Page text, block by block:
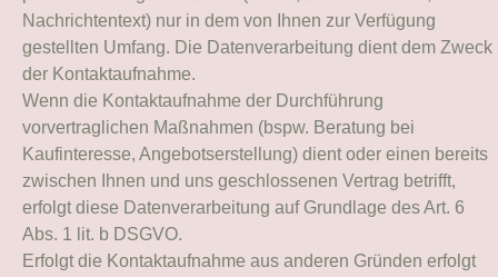
Nachrichtentext) nur in dem von Ihnen zur Verfügung
gestellten Umfang. Die Datenverarbeitung dient dem Zweck
der Kontaktaufnahme.
Wenn die Kontaktaufnahme der Durchführung
vorvertraglichen Maßnahmen (bspw. Beratung bei
Kaufinteresse, Angebotserstellung) dient oder einen bereits
zwischen Ihnen und uns geschlossenen Vertrag betrifft,
erfolgt diese Datenverarbeitung auf Grundlage des Art. 6
Abs. 1 lit. b DSGVO.
Erfolgt die Kontaktaufnahme aus anderen Gründen erfolgt